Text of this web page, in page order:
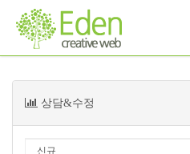
상담&수정